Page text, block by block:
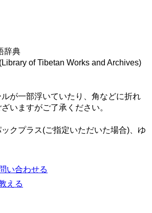
辞典
of Tibetan Works and Archives)
が一部浮いていたり、角などに折れ
いますがご了承ください。
クプラス(ご指定いただいた場合)、ゆ
い合わせる
える